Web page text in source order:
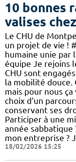
10 bonnes
valises
Le CHU de
un projet de vie !
humaine unie par
équipe Je rejoins
CHU sont
la mobilité
mais pour nous
choix d'un
conservant ses
Participer à une
année
mon entreprise ?
18/02/2026 15:25